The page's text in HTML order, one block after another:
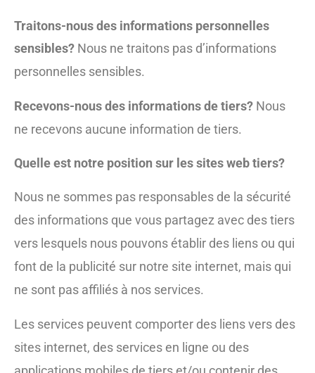
Traitons-nous des informations personnelles
sensibles? Nous ne traitons pas d’informations
personnelles sensibles.
Recevons-nous des informations de tiers? Nous
ne recevons aucune information de tiers.
Quelle est notre position sur les sites web tiers?
Nous ne sommes pas responsables de la sécurité
des informations que vous partagez avec des tiers
vers lesquels nous pouvons établir des liens ou qui
font de la publicité sur notre site internet, mais qui
ne sont pas affiliés à nos services.
Les services peuvent comporter des liens vers des
sites internet, des services en ligne ou des